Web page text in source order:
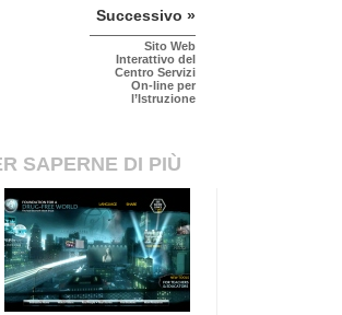
Successivo »
Sito Web
Interattivo del
Centro Servizi
On-line per
l’Istruzione
SAPERNE DI PIÙ